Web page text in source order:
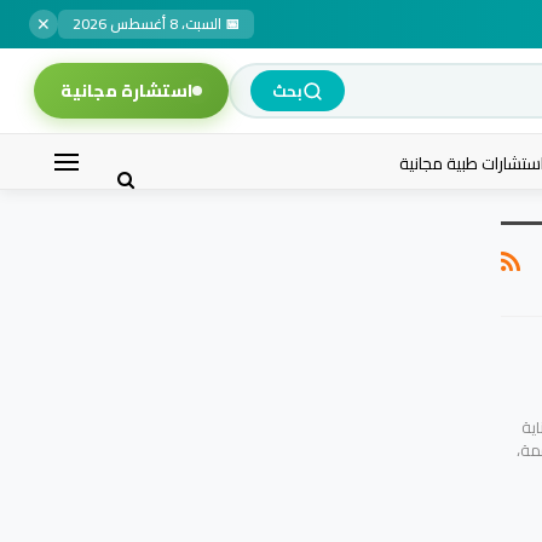
📅 السبت، 8 أغسطس 2026 ✕
بحث استشارة مجانية
استشارات طبية مجانية